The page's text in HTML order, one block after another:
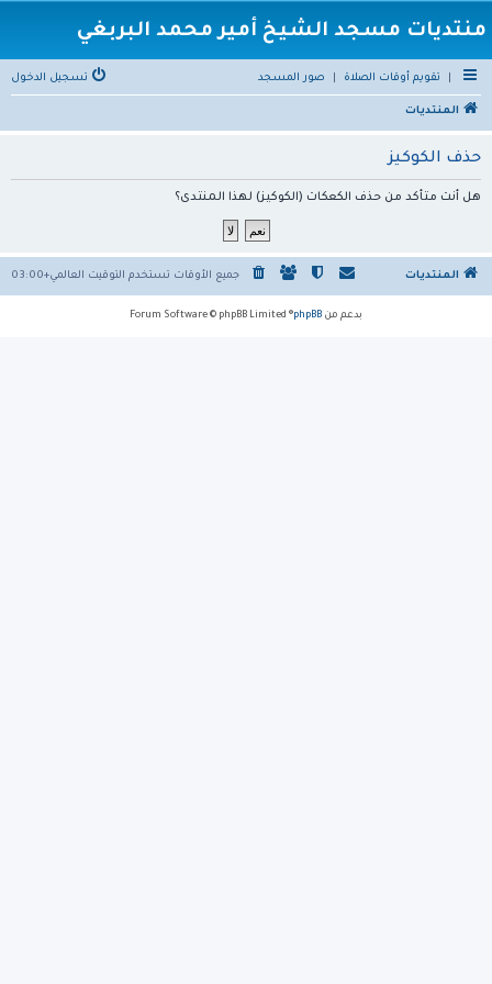
منتديات مسجد الشيخ أمير محمد البربغي
تقويم أوقات الصلاة صور المسجد تسجيل الدخول
المنتديات
حذف الكوكيز
هل أنت متأكد من حذف الكعكات (الكوكيز) لهذا المنتدى؟
المنتديات جميع الأوقات تستخدم التوقيت العالمي+03:00
بدعم من phpBB
® Forum Software © phpBB Limited